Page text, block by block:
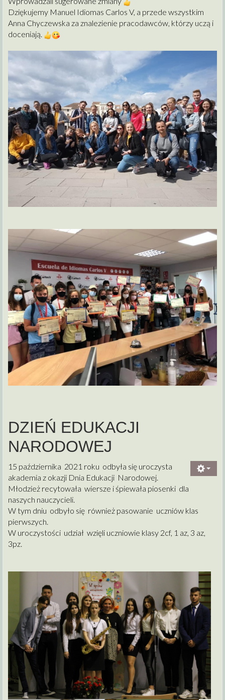
Dziękujemy Manuel Idiomas Carlos V, a przede wszystkim
Anna Chyczewska za znalezienie pracodawców, którzy uczą i
doceniają.
DZIEŃ EDUKACJI
NARODOWEJ
15 października 2021 roku odbyła się uroczysta
akademia z okazji Dnia Edukacji Narodowej.
Młodzież recytowała wiersze i śpiewała piosenki dla
naszych nauczycieli.
W tym dniu odbyło się również pasowanie uczniów klas
pierwszych.
W uroczystości udział wzięli uczniowie klasy 2cf, 1 az, 3 az,
3pz.